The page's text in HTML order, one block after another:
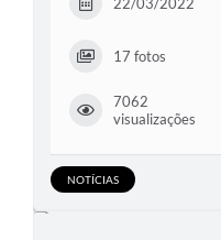
17 fotos
7062
visualizações
NOTÍCIAS